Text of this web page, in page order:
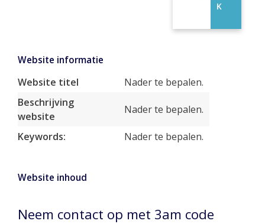
K
Website informatie
Website titel
Nader te bepalen.
Beschrijving
website
Nader te bepalen.
Keywords: Nader te bepalen.
Website inhoud
Neem contact op met 3am code